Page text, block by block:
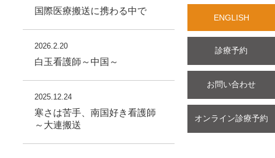
国際医療搬送に携わる中で
2026.2.20
白玉看護師～中国～
2025.12.24
寒さは苦手、南国好き看護師
～大連搬送
ENGLISH
診療予約
お問い合わせ
オンライン診療予約